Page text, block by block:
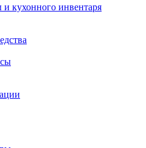
кухонного инвентаря